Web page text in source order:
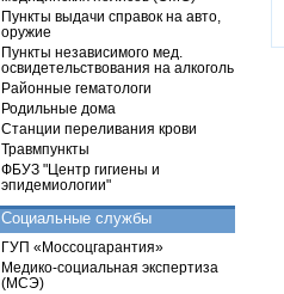
Пункты выдачи справок на авто,
оружие
Пункты независимого мед.
освидетельствования на алкоголь
Районные гематологи
Родильные дома
Станции переливания крови
Травмпункты
ФБУЗ "Центр гигиены и
эпидемиологии"
Социальные службы
ГУП «Моссоцгарантия»
Медико-социальная экспертиза
(МСЭ)